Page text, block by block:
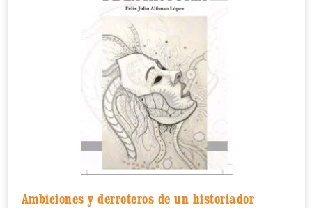
Ambiciones y derroteros de un historiador